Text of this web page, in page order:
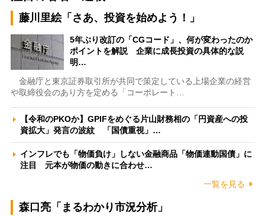
藤川里絵「さあ、投資を始めよう！」
5年ぶり改訂の「CGコード」、何が変わったのか
ポイントを解説 企業に成長投資の具体的な説
明…
金融庁と東京証券取引所が共同で策定している上場企業の経営
や取締役会のあり方を定める「コーポレート…
【令和のPKOか】GPIFをめぐる片山財務相の「円資産への投
資拡大」発言の波紋 「国債重視」…
インフレでも「物価負け」しない金融商品「物価連動国債」に
注目 元本が物価の動きに合わせ…
一覧を見る
森口亮「まるわかり市況分析」